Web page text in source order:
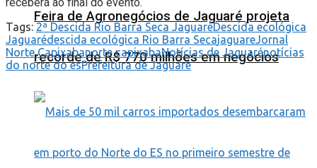
Feira de Agronegócios de Jaguaré projeta
recorde de R$ 770 milhões em negócios
Tags: 2ª Descida Rio Barra Seca JaguaréDescida ecológica
Jaguarédescida ecológica Rio Barra SecajaguareJornal
Norte Capixabanorte capixabaNotícias de Jaguarénotícias
do norte do esPrefeitura de Jaguaré